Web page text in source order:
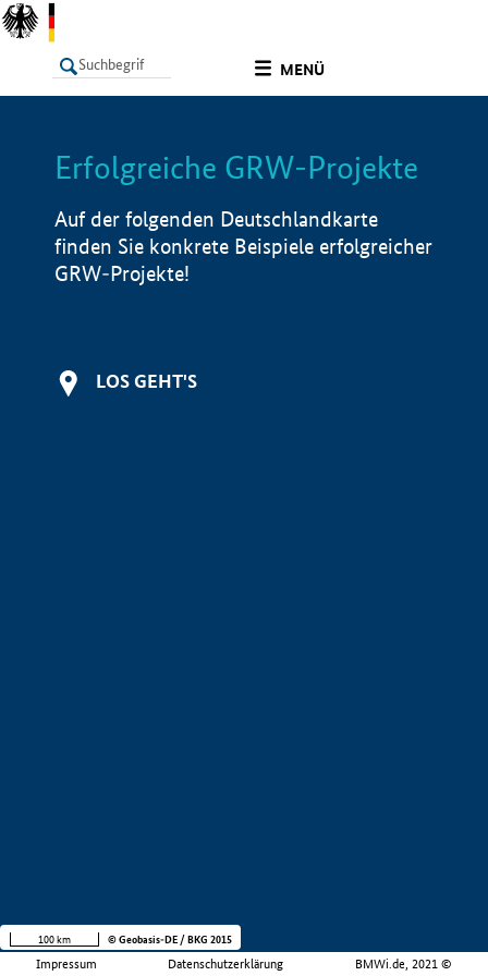
MENÜ
LISTE Info
Erfolgreiche GRW-Projekte
Auf der folgenden Deutschlandkarte
finden Sie konkrete Beispiele erfolgreicher
GRW-Projekte!
LOS GEHT'S
Impressum Datenschutzerklärung BMWi.de, 2021 ©
100 km © Geobasis-DE / BKG 2015